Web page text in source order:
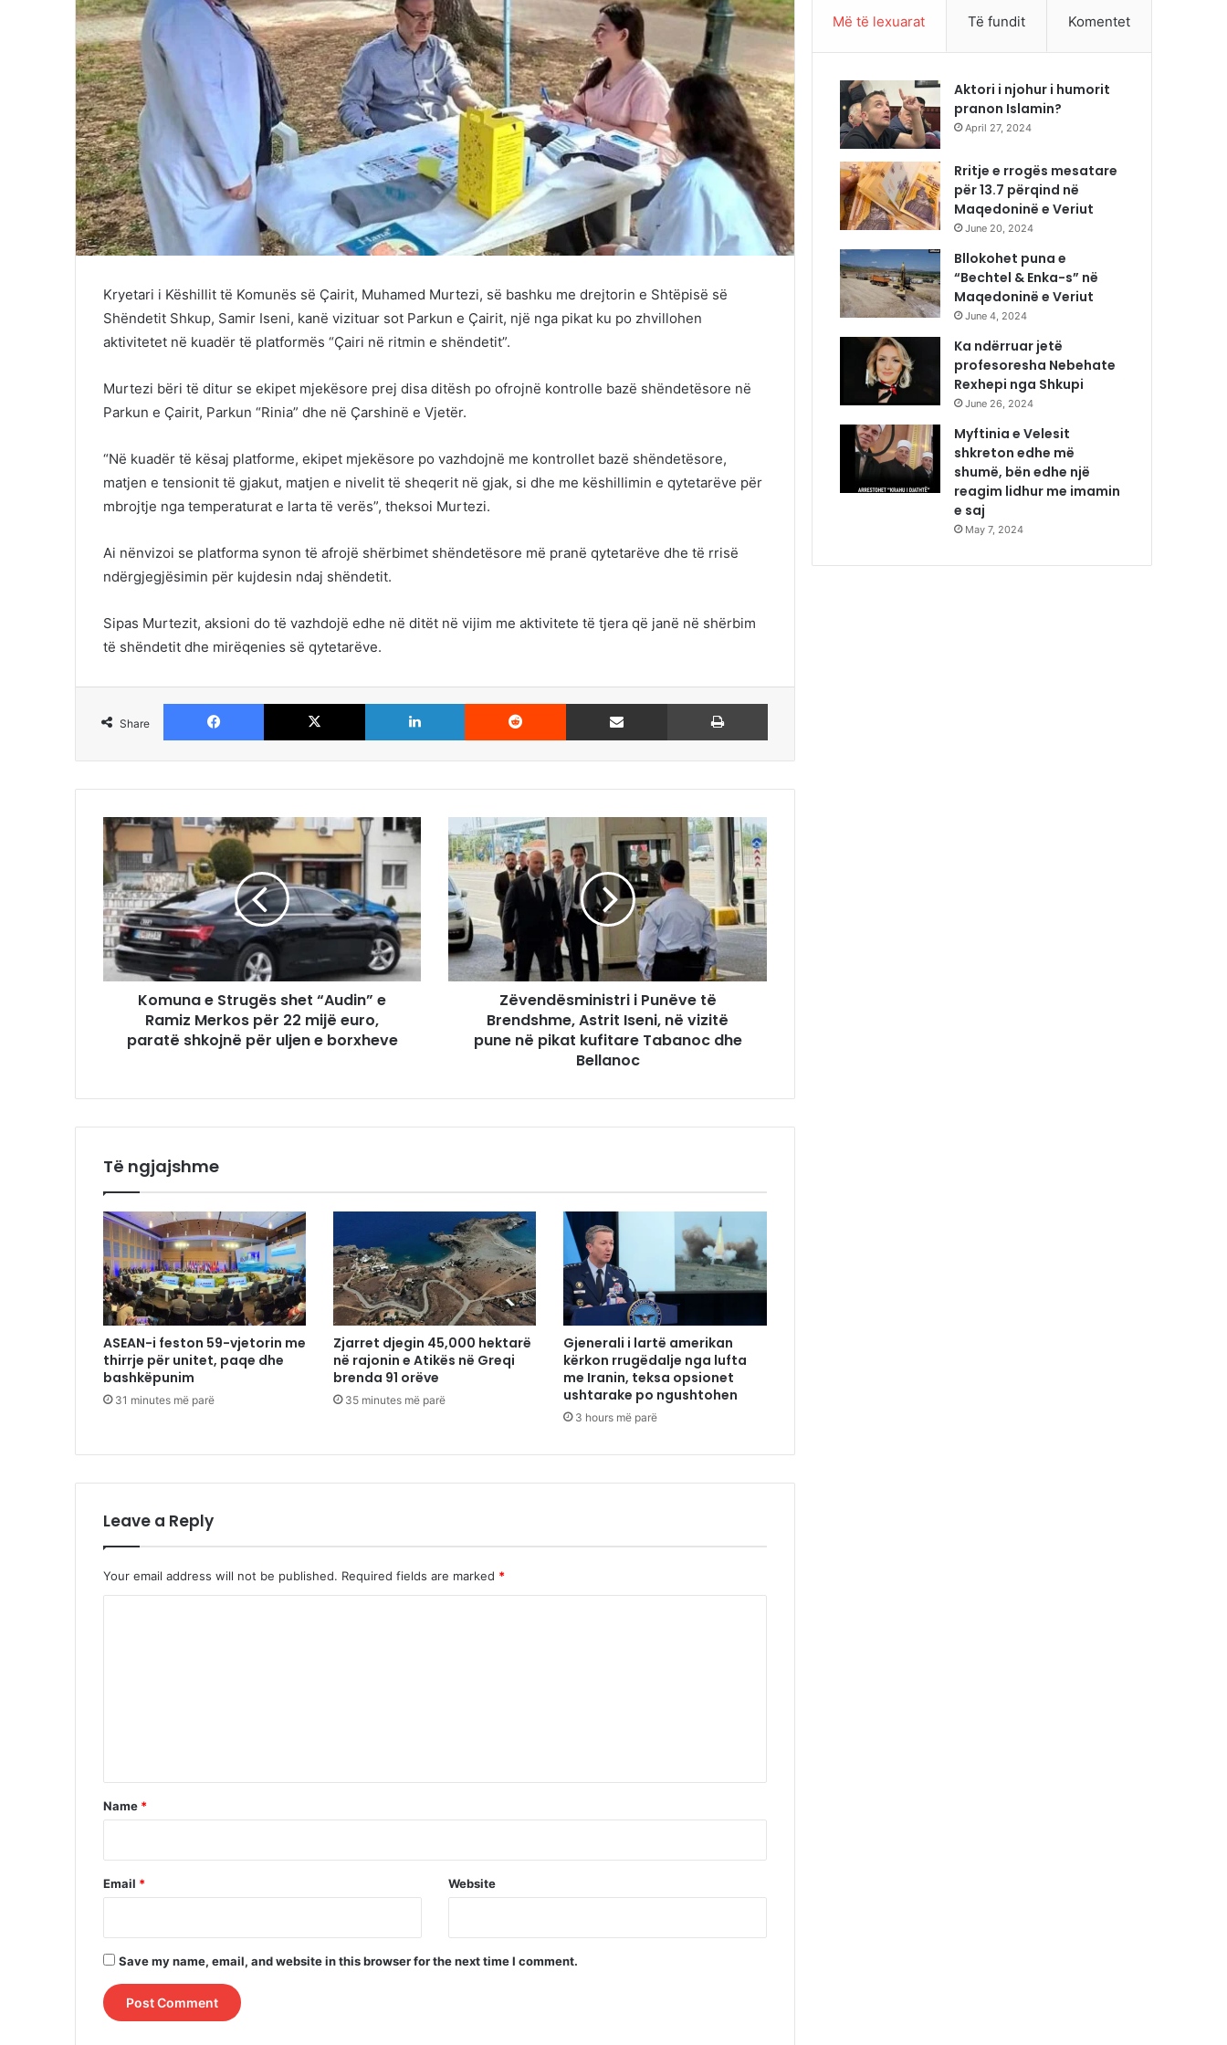
Kryetari i Këshillit të Komunës së Çairit, Muhamed Murtezi, së bashku me drejtorin e Shtëpisë së
Shëndetit Shkup, Samir Iseni, kanë vizituar sot Parkun e Çairit, një nga pikat ku po zhvillohen
aktivitetet në kuadër të platformës “Çairi në ritmin e shëndetit”.
Murtezi bëri të ditur se ekipet mjekësore prej disa ditësh po ofrojnë kontrolle bazë shëndetësore në
Parkun e Çairit, Parkun “Rinia” dhe në Çarshinë e Vjetër.
“Në kuadër të kësaj platforme, ekipet mjekësore po vazhdojnë me kontrollet bazë shëndetësore,
matjen e tensionit të gjakut, matjen e nivelit të sheqerit në gjak, si dhe me këshillimin e qytetarëve për
mbrojtje nga temperaturat e larta të verës”, theksoi Murtezi.
Ai nënvizoi se platforma synon të afrojë shërbimet shëndetësore më pranë qytetarëve dhe të rrisë
ndërgjegjësimin për kujdesin ndaj shëndetit.
Sipas Murtezit, aksioni do të vazhdojë edhe në ditët në vijim me aktivitete të tjera që janë në shërbim
të shëndetit dhe mirëqenies së qytetarëve.
Share
Facebook X LinkedIn Reddit Share via Email
Komuna e Strugës shet “Audin” e
Ramiz Merkos për 22 mijë euro,
paratë shkojnë për uljen e borxheve
Zëvendësministri i Punëve të
Brendshme, Astrit Iseni, në vizitë
pune në pikat kufitare Tabanoc dhe
Bellanoc
Të ngjajshme
ASEAN-i feston 59-vjetorin me
thirrje për unitet, paqe dhe
bashkëpunim
31 minutes më parë
Zjarret djegin 45,000 hektarë
në rajonin e Atikës në Greqi
brenda 91 orëve
35 minutes më parë
Gjenerali i lartë amerikan
kërkon rrugëdalje nga lufta
me Iranin, teksa opsionet
ushtarake po ngushtohen
3 hours më parë
Leave a Reply
Your email address will not be published. Required fields are marked *
*
Name *
Email * Website
Save my name, email, and website in this browser for the next time I comment.
Më të lexuarat Të fundit Komentet
Aktori i njohur i humorit
pranon Islamin?
April 27, 2024
Rritje e rrogës mesatare
për 13.7 përqind në
Maqedoninë e Veriut
June 20, 2024
Bllokohet puna e
“Bechtel & Enka-s” në
Maqedoninë e Veriut
June 4, 2024
Ka ndërruar jetë
profesoresha Nebehate
Rexhepi nga Shkupi
June 26, 2024
Myftinia e Velesit
shkreton edhe më
shumë, bën edhe një
reagim lidhur me imamin
e saj
May 7, 2024